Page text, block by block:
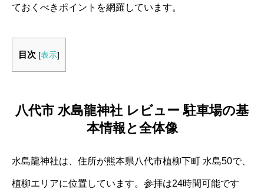
ておくべきポイントを網羅しています。
目次 [表示]
八代市 水島龍神社 レビュー 駐車場の基
本情報と全体像
水島龍神社は、住所が熊本県八代市植柳下町 水島50で、
植柳エリアに位置しています。参拝は24時間可能です